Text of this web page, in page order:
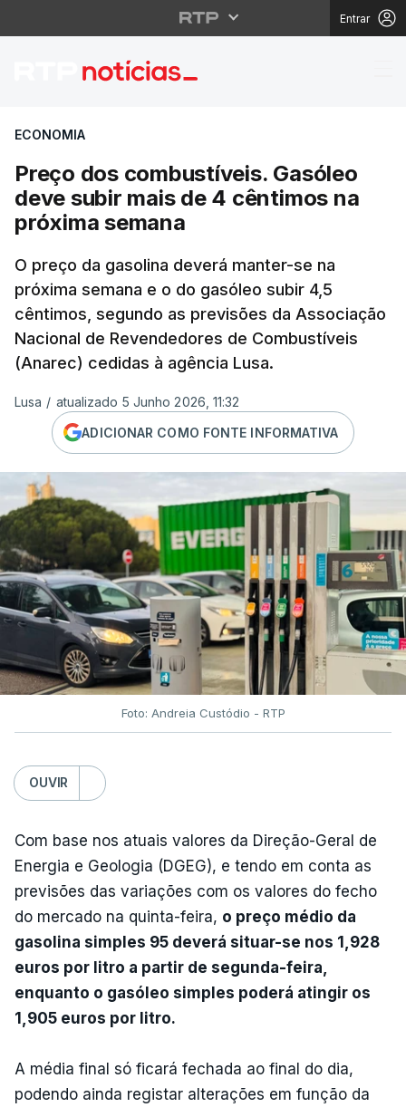
Entrar
Preço dos
ECONOMIA
Preço dos combustíveis. Gasóleo
deve subir mais de 4 cêntimos na
próxima semana
O preço da gasolina deverá manter-se na
próxima semana e o do gasóleo subir 4,5
cêntimos, segundo as previsões da Associação
Nacional de Revendedores de Combustíveis
(Anarec) cedidas à agência Lusa.
Lusa / atualizado 5 Junho 2026, 11:32
ADICIONAR COMO FONTE INFORMATIVA
Foto: Andreia Custódio - RTP
OUVIR
Com base nos atuais valores da Direção-Geral de
Energia e Geologia (DGEG), e tendo em conta as
previsões das variações com os valores do fecho
do mercado na quinta-feira, o preço médio da
gasolina simples 95 deverá situar-se nos 1,928
euros por litro a partir de segunda-feira,
enquanto o gasóleo simples poderá atingir os
1,905 euros por litro.
A média final só ficará fechada ao final do dia,
podendo ainda registar alterações em função da